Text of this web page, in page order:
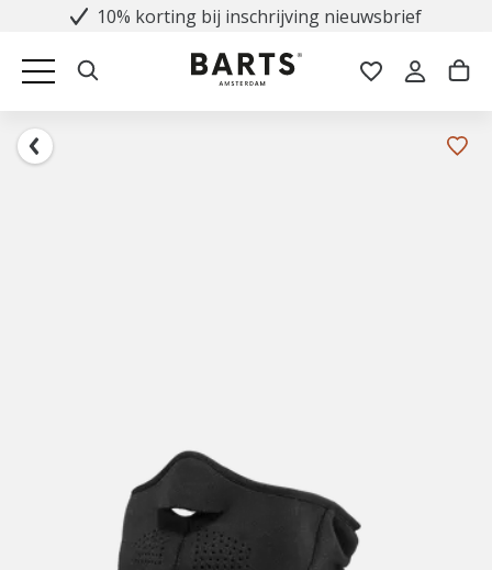
10% korting bij inschrijving nieuwsbrief